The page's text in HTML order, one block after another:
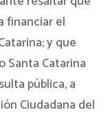
financiar el
y que
Santa Catarina
pública, a
Ciudadana del